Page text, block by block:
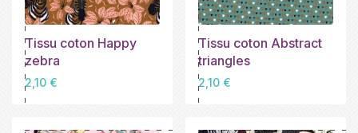
Tissu coton Happy
zebra
Prix
2,10 €
Tissu coton Abstract
triangles
Prix
2,10 €